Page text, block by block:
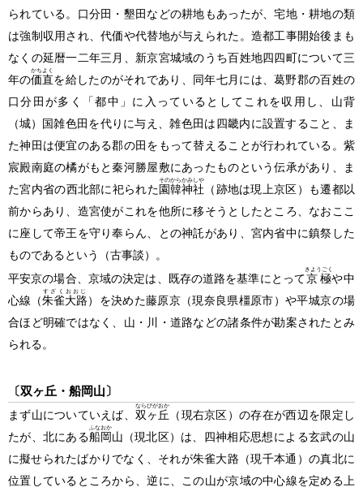
られている。口分田・墾田などの耕地もあったが、宅地・耕地の類
は強制収用され、代価や代替地が与えられた。造都工事開始後まも
なくの延暦一二年三月、新京宮城域のうち百姓地四四町について三
年の価直
かちよく
を給したのがそれであり、同年七月には、葛野郡の百姓の
口分田が多く「都中」に入っているとしてこれを収用し、山背
（城） 国雑色田を代りに与え、雑色田は四畿内に設置すること、ま
た神田は便宜のある郡の田をもって替えることが行われている。紫
宸殿南庭の橘がもと秦河勝屋敷にあったものという伝承があり、ま
た宮内省の西北部に祀られた園韓神社
そのからかみしや
（跡地は現上京区）
も遷都以
前からあり、造宮使がこれを他所に移そうとしたところ、なおここ
に座して帝王を守り奉らん、との神託があり、宮内省中に鎮祭した
ものであるという
（古事談）
。
平安京の場合、京域の決定は、既存の道路を基準にとって京極
きようごく
や中
心線（朱雀大路
すざくおおじ
）を決めた藤原京 （現奈良県橿原市） や平城京の場
合ほど明確ではなく、山・川・道路などの諸条件が勘案されたとみ
られる。
〔双ヶ丘・船岡山〕
まず山についていえば、 双ヶ丘
ならびがおか
（現右京区） の存在が西辺を限定し
たが、北にある船岡
ふなおか
山 （現北区） は、四神相応思想による玄武の山
に擬せられたばかりでなく、それが朱雀大路 （現千本通） の真北に
位置しているところから、逆に、この山が京域の中心線を定める上